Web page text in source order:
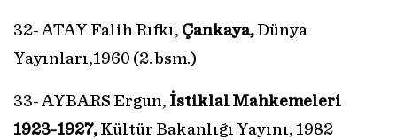
32- ATAY Falih Rıfkı, Çankaya, Dünya
Yayınları,1960 (2. bsm.)
33- AYBARS Ergun, İstiklal Mahkemeleri
1923-1927, Kültür Bakanlığı Yayını, 1982